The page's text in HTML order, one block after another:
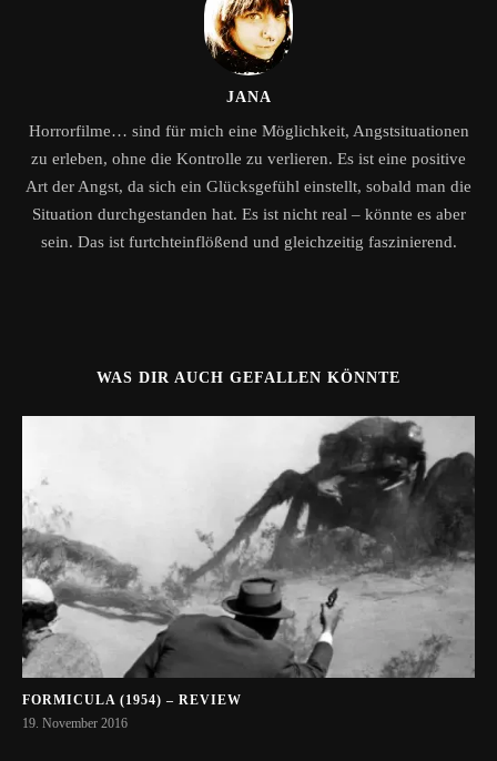
JANA
Horrorfilme… sind für mich eine Möglichkeit, Angstsituationen
zu erleben, ohne die Kontrolle zu verlieren. Es ist eine positive
Art der Angst, da sich ein Glücksgefühl einstellt, sobald man die
Situation durchgestanden hat. Es ist nicht real – könnte es aber
sein. Das ist furtchteinflößend und gleichzeitig faszinierend.
WAS DIR AUCH GEFALLEN KÖNNTE
FORMICULA (1954) – REVIEW
19. November 2016